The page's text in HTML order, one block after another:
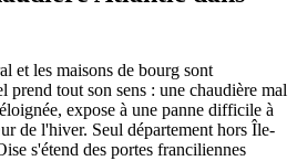
et les maisons de bourg sont
prend tout son sens : une chaudière mal
expose à une panne difficile à
de l'hiver. Seul département hors Île-
s'étend des portes franciliennes